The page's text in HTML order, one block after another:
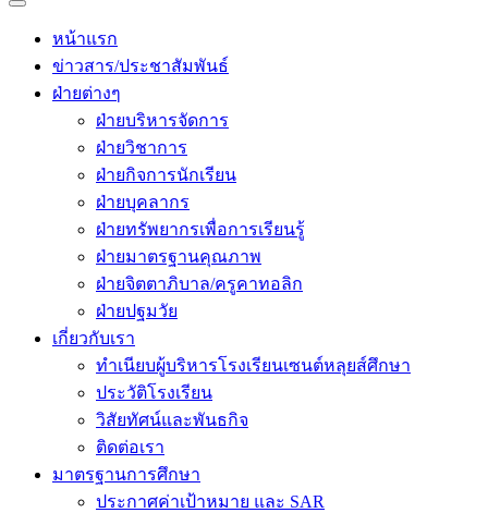
Primary
หน้าแรก
ข่าวสาร/ประชาสัมพันธ์
ฝ่ายต่างๆ
ฝ่ายบริหารจัดการ
ฝ่ายวิชาการ
ฝ่ายกิจการนักเรียน
ฝ่ายบุคลากร
ฝ่ายทรัพยากรเพื่อการเรียนรู้
ฝ่ายมาตรฐานคุณภาพ
ฝ่ายจิตตาภิบาล/ครูคาทอลิก
ฝ่ายปฐมวัย
เกี่ยวกับเรา
ทำเนียบผู้บริหารโรงเรียนเซนต์หลุยส์ศึกษา
ประวัติโรงเรียน
วิสัยทัศน์และพันธกิจ
ติดต่อเรา
มาตรฐานการศึกษา
ประกาศค่าเป้าหมาย และ SAR